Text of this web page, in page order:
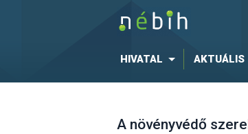
HIVATAL AKTUÁLIS
A növényvédő